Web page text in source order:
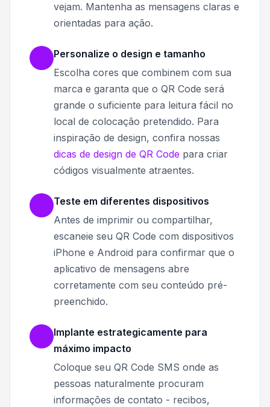
vejam. Mantenha as mensagens claras e
orientadas para ação.
Personalize o design e tamanho
Escolha cores que combinem com sua
marca e garanta que o QR Code será
grande o suficiente para leitura fácil no
local de colocação pretendido. Para
inspiração de design, confira nossas
dicas de design de QR Code para criar
códigos visualmente atraentes.
Teste em diferentes dispositivos
Antes de imprimir ou compartilhar,
escaneie seu QR Code com dispositivos
iPhone e Android para confirmar que o
aplicativo de mensagens abre
corretamente com seu conteúdo pré-
preenchido.
Implante estrategicamente para
máximo impacto
Coloque seu QR Code SMS onde as
pessoas naturalmente procuram
informações de contato - recibos,